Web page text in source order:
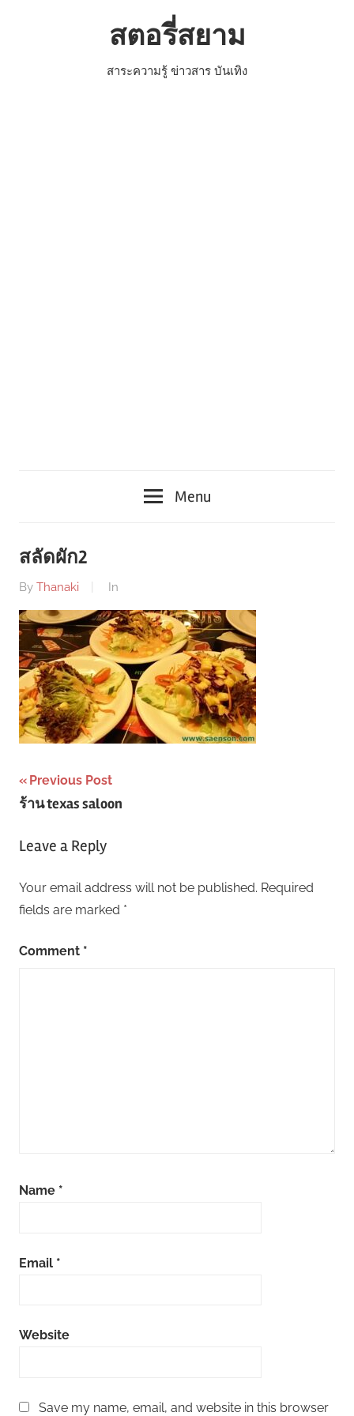
สตอรี่สยาม
สาระความรู้ ข่าวสาร บันเทิง
Menu
สลัดผัก2
By Thanaki In
Post
navigation
Previous Post
ร้าน texas saloon
Leave a Reply
Your email address will not be published. Required
fields are marked *
Comment *
Name *
Email *
Website
Save my name, email, and website in this browser